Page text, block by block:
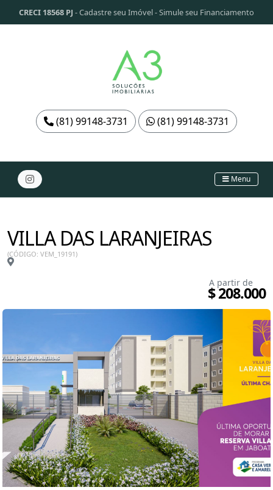
CRECI 18568 PJ -Cadastre seu Imóvel-Simule seu Financiamento
(81) 99148-3731 (81) 99148-3731
Menu
VILLA DAS LARANJEIRAS
(CÓDIGO: VEM_19191)
A partir de
$ 208.000